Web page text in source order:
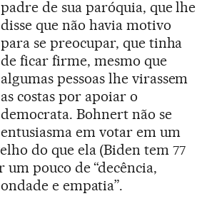
padre de sua paróquia, que lhe
disse que não havia motivo
para se preocupar, que tinha
de ficar firme, mesmo que
algumas pessoas lhe virassem
as costas por apoiar o
democrata. Bohnert não se
entusiasma em votar em um
do que ela (Biden tem 77
um pouco de “decência,
e empatia”.